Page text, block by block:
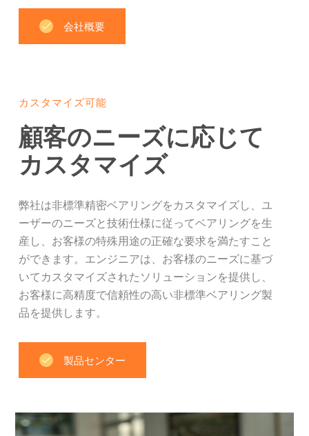
会社概要
カスタマイズ可能
顧客のニーズに応じて
カスタマイズ
弊社は非標準精密ベアリングをカスタマイズし、ユ
ーザーのニーズと技術仕様に従ってベアリングを生
産し、お客様の特殊用途の正確な要求を満たすこと
ができます。エンジニアは、お客様のニーズに基づ
いてカスタマイズされたソリューションを提供し、
お客様に高精度で信頼性の高い非標準ベアリング製
品を提供します。
製品センター